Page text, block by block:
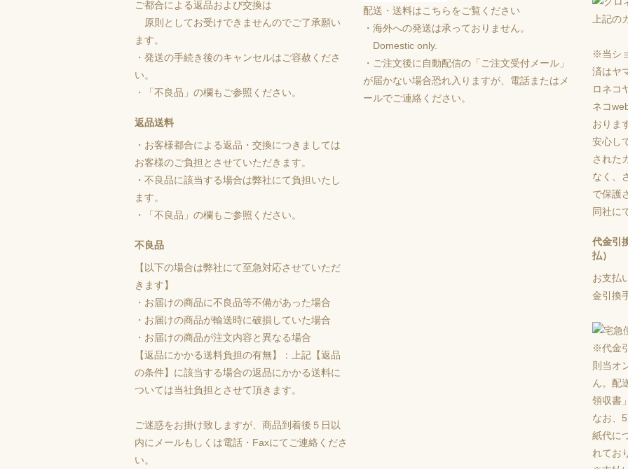
ご都合による返品および交換は
原則としてお受けできませんのでご了承願い
ます。
・発送の手続き後のキャンセルはご容赦くださ
い。
・「不良品」の欄もご参照ください。
返品送料
・お客様都合による返品・交換につきましては
お客様のご負担とさせていただきます。
・不良品に該当する場合は弊社にて負担いたし
ます。
・「不良品」の欄もご参照ください。
不良品
【以下の場合は弊社にて至急対応させていただ
きます】
・お届けの商品に不良品等不備があった場合
・お届けの商品が輸送時に破損していた場合
・お届けの商品が注文内容と異なる場合
【返品にかかる送料負担の有無】：上記【返品
の条件】に該当する場合の返品にかかる送料に
ついては当社負担とさせて頂きます。
ご迷惑をお掛け致しますが、商品到着後５日以
内にメールもしくは電話・Faxにてご連絡くださ
い。
配送・送料はこちらをご覧ください
・海外への発送は承っておりません。
Domestic only.
・ご注文後に自動配信の「ご注文受付メール」
が届かない場合恐れ入りますが、電話またはメ
ールでご連絡ください。
上記の
※当シ
済はヤ
ロネコ
ネコ
おりま
安心し
された
なく、
で保護
同社に
代金引
払）
お支払
金引換
※代金
則当オ
ん。配
領収書
なお、
紙代に
れてお